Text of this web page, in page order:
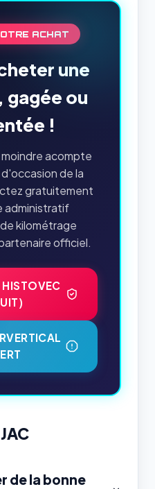
ACHAT
une
gagée ou
!
acompte
de la
gratuitement
administratif
kilométrage
officiel.
HISTOVEC
de la bonne